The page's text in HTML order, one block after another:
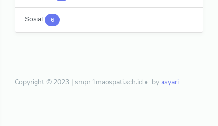
Sosial 6
Copyright © 2023 | smpn1maospati.sch.id by asyari